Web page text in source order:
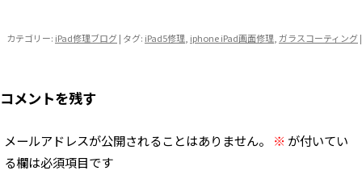
カテゴリー: iPad修理ブログ| タグ: iPad5修理 iphone iPad画面修理 ガラスコーティング|
コメントを残す
メールアドレスが公開されることはありません。 ※ が付いてい
る欄は必須項目です